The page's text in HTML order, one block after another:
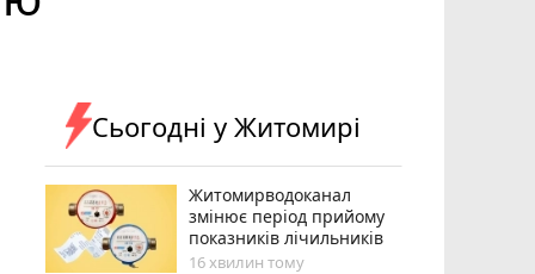
Сьогодні у Житомирі
Житомирводоканал
змінює період прийому
показників лічильників
16 хвилин тому